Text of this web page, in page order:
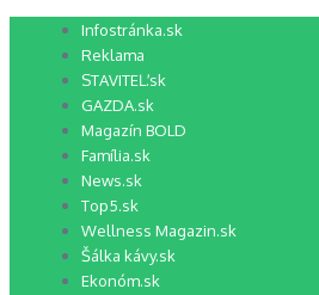
Preskočiť Infostránka.sk
Reklama
STAVITEĽ.sk
GAZDA.sk
Magazín BOLD
Família.sk
News.sk
Top5.sk
Wellness Magazin.sk
Šálka kávy.sk
Ekonóm.sk